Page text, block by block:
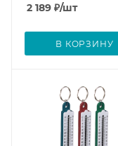
2 189 ₽/шт
В КОРЗИНУ